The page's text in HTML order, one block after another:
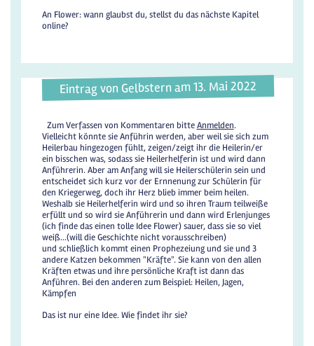
An Flower: wann glaubst du, stellst du das nächste Kapitel
online?
Eintrag von Gelbstern am 13. Mai 2022
Zum Verfassen von Kommentaren bitteAnmelden.
Vielleicht könnte sie Anführin werden, aber weil sie sich zum
Heilerbau hingezogen fühlt, zeigen/zeigt ihr die Heilerin/er
ein bisschen was, sodass sie Heilerhelferin ist und wird dann
Anführerin. Aber am Anfang will sie Heilerschülerin sein und
entscheidet sich kurz vor der Ernnenung zur Schülerin für
den Kriegerweg, doch ihr Herz blieb immer beim heilen.
Weshalb sie Heilerhelferin wird und so ihren Traum teilweiße
erfüllt und so wird sie Anführerin und dann wird Erlenjunges
(ich finde das einen tolle Idee Flower) sauer, dass sie so viel
weiß...(will die Geschichte nicht vorausschreiben)
und schließlich kommt einen Prophezeiung und sie und 3
andere Katzen bekommen "Kräfte". Sie kann von den allen
Kräften etwas und ihre persönliche Kraft ist dann das
Anführen. Bei den anderen zum Beispiel: Heilen, Jagen,
Kämpfen
Das ist nur eine Idee. Wie findet ihr sie?